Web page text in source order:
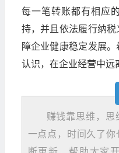
每一笔转账都有相应
持，并且依法履行纳
障企业健康稳定发展
认识，在企业经营中远
赚钱靠思维，思
一点点，时间久了